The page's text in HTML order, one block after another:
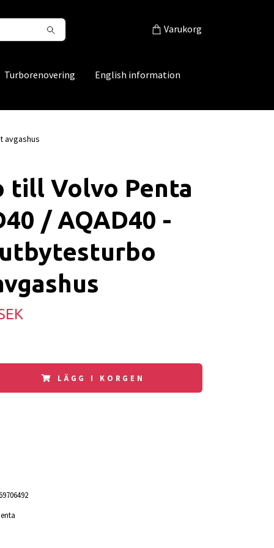
Varukorg
Turborenovering
English information
avgashus
till Volvo Penta
/ AQAD40 -
LÄGG I KORGEN